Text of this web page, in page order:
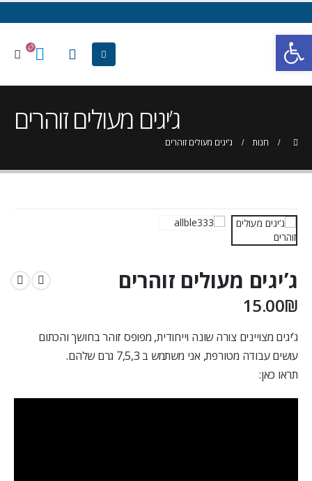
פתח סרגל נגישות
ג’יגים מעולים זוהרים
חנות ג’יגים מעולים זוהרים
ג’יגים מעולים זוהרים
15.00₪
ג’יגים מצויינים צורה שונה וייחודית, מפופס זוהר בחושך והכתום
עושים עבודה מטורפת, אני משתמש ב 7,5,3 גרם שלהם.
תראו כאן: